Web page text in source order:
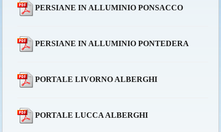
PERSIANE IN ALLUMINIO PONSACCO
PERSIANE IN ALLUMINIO PONTEDERA
PORTALE LIVORNO ALBERGHI
PORTALE LUCCA ALBERGHI